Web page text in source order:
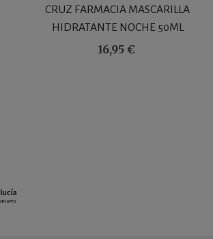
CRUZ FARMACIA MASCARILLA
HIDRATANTE NOCHE 50ML
16,95 €